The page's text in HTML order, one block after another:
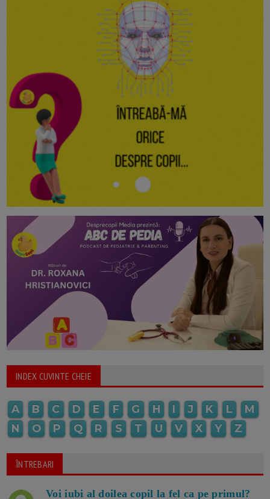
INDEX CUVINTE CHEIE
A B C D E F G H I J K L
M
N
O P Q R S T U V X Y Z
ÎNTREBARI
Voi iubi al doilea copil la fel ca pe primul?